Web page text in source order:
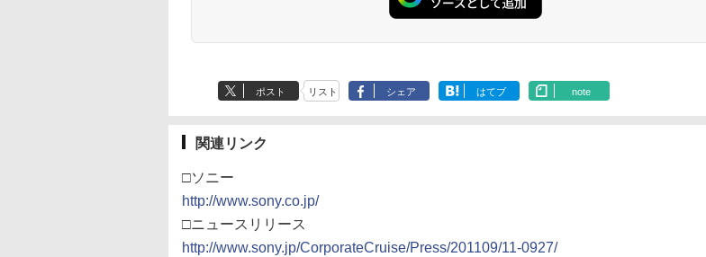
ポスト リスト シェア はてブ note
関連リンク
□ソニー
http://www.sony.co.jp/
□ニュースリリース
http://www.sony.jp/CorporateCruise/Press/201109/11-0927/